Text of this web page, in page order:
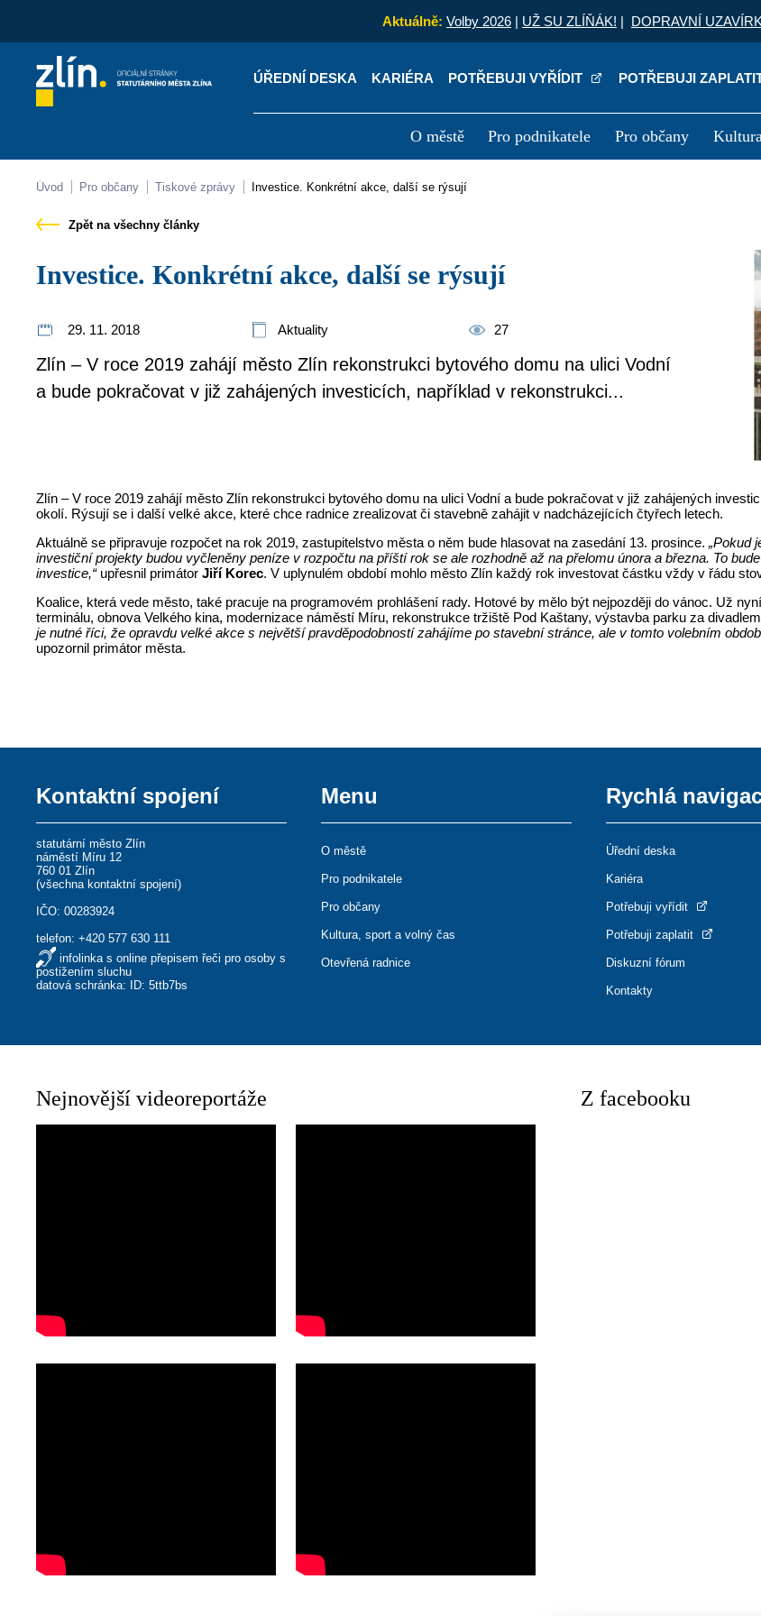
Aktuálně: Volby 2026 | UŽ SU ZLÍŇÁK! | DOPRAVNÍ
ÚŘEDNÍ DESKA KARIÉRA POTŘEBUJI VYŘÍDIT POTŘEBUJI
O městě Pro podnikatele Pro občany
Kontakty Úřední deska
Úvod Pro občany Tiskové zprávy Investice. Konkrétní akce, další se rýsují
Zpět na všechny články
Investice. Konkrétní akce, další se rýsují
29. 11. 2018 Aktuality 27
Zlín – V roce 2019 zahájí město Zlín rekonstrukci bytového domu na ulici Vodní
a bude pokračovat v již zahájených investicích, například v rekonstrukci...
Zlín – V roce 2019 zahájí město Zlín rekonstrukci bytového domu na ulici Vodní a bude pokračovat v již zahájených
okolí. Rýsují se i další velké akce, které chce radnice zrealizovat či stavebně zahájit v nadcházejících čtyřech letech.
Aktuálně se připravuje rozpočet na rok 2019, zastupitelstvo města o něm bude hlasovat na zasedání 13. prosince.„Pokud
investiční projekty budou vyčleněny peníze v rozpočtu na příští rok se ale rozhodně až na přelomu února a března. To
investice,“upřesnil primátorJiří Korec. V uplynulém období mohlo město Zlín každý rok investovat částku vždy v řádu
Koalice, která vede město, také pracuje na programovém prohlášení rady. Hotové by mělo být nejpozději do vánoc. Už
terminálu, obnova Velkého kina, modernizace náměstí Míru, rekonstrukce tržiště Pod Kaštany, výstavba parku za
je nutné říci, že opravdu velké akce s největší pravděpodobností zahájíme po stavební stránce, ale v tomto volebním
upozornil primátor města.
Kontaktní spojení
statutární město Zlín
náměstí Míru 12
760 01 Zlín
(všechna kontaktní spojení)
IČO: 00283924
telefon:+420 577 630 111
infolinka s online přepisem řeči pro osoby s
postižením sluchu
datová schránka: ID: 5ttb7bs
Menu
O městě
Pro podnikatele
Pro občany
Kultura, sport a volný čas
Otevřená radnice
Rychlá
Úřední deska
Kariéra
Potřebuji vyřídit
Potřebuji zaplatit
Diskuzní fórum
Kontakty
Nejnovější videoreportáže Z facebooku